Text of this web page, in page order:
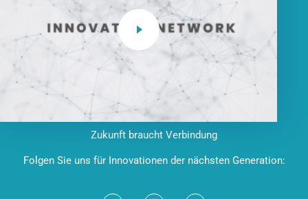
Zukunft braucht Verbindung
Folgen Sie uns für Innovationen der nächsten Generation: